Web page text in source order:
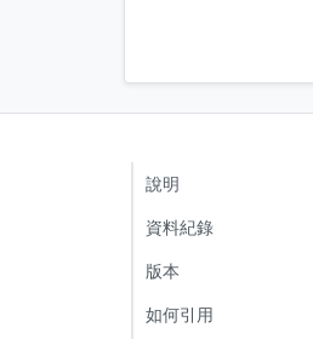
說明
資料紀錄
版本
如何引用